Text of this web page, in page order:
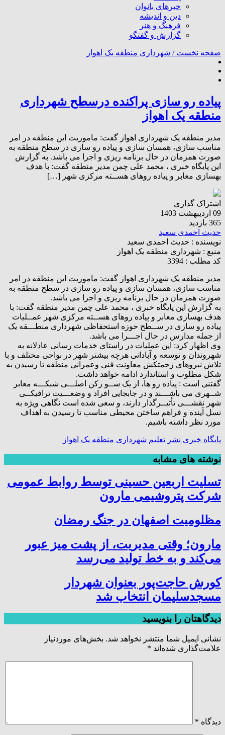
خبرهای بانوان
دین و اندیشه
فرهنگ و هنر
گزارش و گفتگو
صفحه نخست / شهرداری منطقه یک اهواز
پیاده رو سازی پراکنده درسطح شهرداری
منطقه یک اهواز
مدیر منطقه یک شهرداری اهواز گفت: ماموریت این منطقه در امر
مناسب سازی، همسان سازی و پیاده رو سازی در سطح منطقه به
صورت همزمان در حال برنامه ریزی و اجرا می باشد. به گزارش
این پایگاه خبری ، محمد علی چمن مدیر منطقه گفت: با هدف
بهسازی معابر و پیاده روهای هســته مرکزی شهر […]
اشتراک گذاری
09 اردیبهشت 1403
365 بازدید
حدیث احمدی سعید
نویسنده : حدیث احمدی سعید
منبع : شهرداری منطقه یک اهواز
کد مطلب : 3394
مدیر منطقه یک شهرداری اهواز گفت: ماموریت این منطقه در امر
مناسب سازی، همسان سازی و پیاده رو سازی در سطح منطقه به
صورت همزمان در حال برنامه ریزی و اجرا می باشد.
به گزارش این پایگاه خبری ، محمد علی چمن مدیر منطقه گفت: با
هدف بهسازی معابر و پیاده روهای هســته مرکزی شهر عمــلیات
پیاده رو سازی در ســطح حوزه استحفاظی شهرداری منطـــقه یک
از جمله مدارس در حال اجـــرا می باشد.
وی اظهار کرد: این عملیات در راستای خدمات رسانی عادلانه به
شهروندان و توسعه و آبادانی هرچه بیشتر شهر در نواحی مختلف و با
تلاش نیروهای زحمتکش معاونت فنی وعمرانی منطقه تا رسیدن به
شکل مطلوب و استاندارد ادامه خواهد داشت.
گفتنی است : پیاده رو ها، از یک ســو رکن اصلـــی شبکـــه معابر
شــهری می باشـــند و در جابجایی افراد و وضعـــیت ترافیکــی
شهر نقشـــی تأثیــرگذار دارند، و سعی شده است نگاهی ویژه به
نسل آینده و فراهم ساختن محیطی مناسب تا رسیدن به اهداف
مورد نظر داشته باشیم.
پایگاه خبری نشر تعلیم شهرداری منطقه یک اهواز
نوشته های مشابه
تسلیت اربعین حسینی توسط روابط عمومی
شرکت پتروشیمی مارون
مظلومیت اصفهان در جنگ رمضان
مارون؛ وقتی مدیریت، از پشت میز عبور
می‌کند و به خط تولید می‌رسد
کورش حاجت‌پور بعنوان شهردار
مسجدسلیمان انتخاب شد
دیدگاهتان را بنویسید
نشانی ایمیل شما منتشر نخواهد شد. بخش‌های موردنیاز
علامت‌گذاری شده‌اند *
دیدگاه *